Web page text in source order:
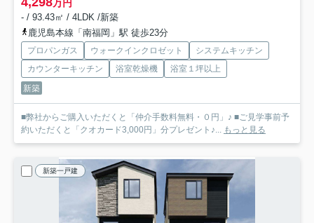
万円
- / 93.43㎡ / 4LDK /新築
鹿児島本線「南福岡」駅 徒歩23分
プロパンガス ウォークインクロゼット
システムキッチン
カウンターキッチン
浴室乾燥機
浴室１坪以上
新築
■弊社からご購入いただくと「仲介手数料無料・０円」♪ ■ご見学事前予
約いただくと「クオカード3,000円」分プレゼント♪...
もっと見る
新築一戸建